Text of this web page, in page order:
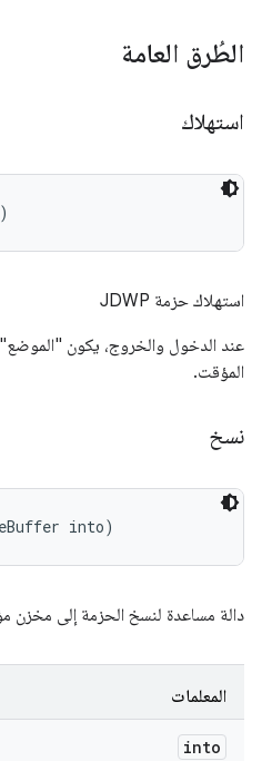
الطُرق العامة
استهلاك
استهلاك حزمة JDWP
عند الدخول والخروج، يكون "الموضع"
المؤقت.
نسخ
into)
دالة مساعدة لنسخ الحزمة إلى مخزن
المعلمات
into